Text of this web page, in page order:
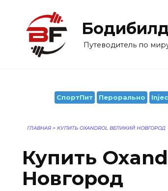
содержанию
Путеводитель по
СпортПит Перорально
ГЛАВНАЯ > КУПИТЬ OXANDROL ВЕЛИКИЙ НОВГОРОД
Купить
Новгород